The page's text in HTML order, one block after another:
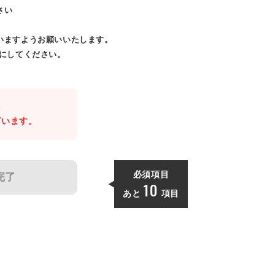
い
すようお願いいたします。
してください。
ます。
了 必須項目
あと 10 項目